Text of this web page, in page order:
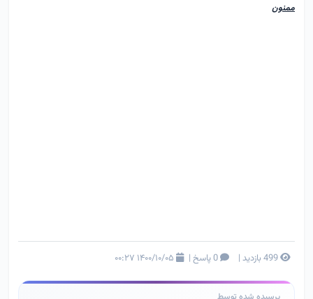
ممنون
499 بازدید | 0 پاسخ |